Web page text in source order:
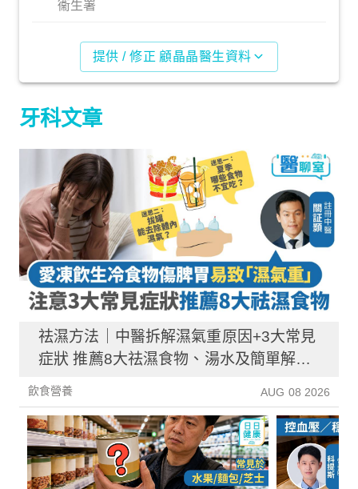
衞生署
提供 / 修正 顧晶晶醫生資料
牙科文章
祛濕方法｜中醫拆解濕氣重原因+3大常見
症狀 推薦8大祛濕食物、湯水及簡單解決
方法！
飲食營養 AUG 08 2026